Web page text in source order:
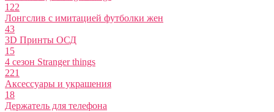
122
Лонгслив с имитацией футболки жен
43
3D Принты ОСД
15
4 сезон Stranger things
221
Аксессуары и украшения
18
Держатель для телефона